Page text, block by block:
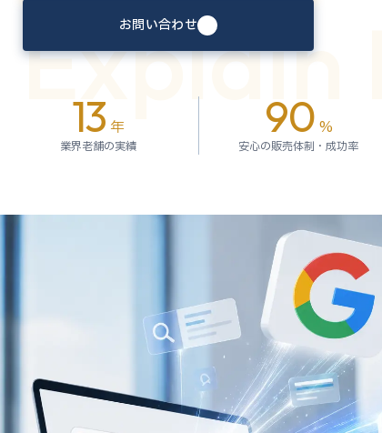
Explain
お問い合わせ
13 年
業界老舗の実績
90 %
安心の販売体制・成功率